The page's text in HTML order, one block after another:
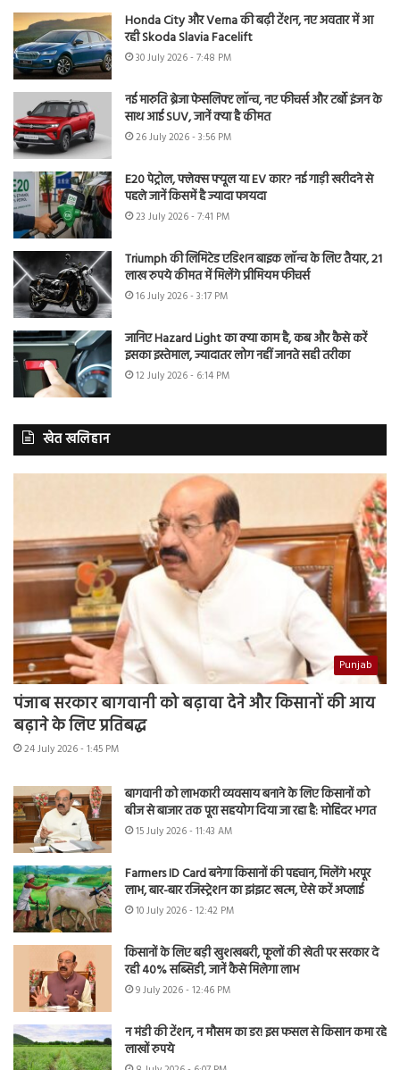
Honda City और Verna की बढ़ी टेंशन, नए अवतार में आ
रही Skoda Slavia Facelift
30 July 2026 - 7:48 PM
नई मारुति ब्रेजा फेसलिफ्ट लॉन्च, नए फीचर्स और टर्बो इंजन के
साथ आई SUV, जानें क्या है कीमत
26 July 2026 - 3:56 PM
E20 पेट्रोल, फ्लेक्स फ्यूल या EV कार? नई गाड़ी खरीदने से
पहले जानें किसमें है ज्यादा फायदा
23 July 2026 - 7:41 PM
Triumph की लिमिटेड एडिशन बाइक लॉन्च के लिए तैयार, 21
लाख रुपये कीमत में मिलेंगे प्रीमियम फीचर्स
16 July 2026 - 3:17 PM
जानिए Hazard Light का क्या काम है, कब और कैसे करें
इसका इस्तेमाल, ज्यादातर लोग नहीं जानते सही तरीका
12 July 2026 - 6:14 PM
खेत खलिहान
Punjab
पंजाब सरकार बागवानी को बढ़ावा देने और किसानों की आय
बढ़ाने के लिए प्रतिबद्ध
24 July 2026 - 1:45 PM
बागवानी को लाभकारी व्यवसाय बनाने के लिए किसानों को
बीज से बाजार तक पूरा सहयोग दिया जा रहा है: मोहिंदर भगत
15 July 2026 - 11:43 AM
Farmers ID Card बनेगा किसानों की पहचान, मिलेंगे भरपूर
लाभ, बार-बार रजिस्ट्रेशन का झंझट खत्म, ऐसे करें अप्लाई
10 July 2026 - 12:42 PM
किसानों के लिए बड़ी खुशखबरी, फूलों की खेती पर सरकार दे
रही 40% सब्सिडी, जानें कैसे मिलेगा लाभ
9 July 2026 - 12:46 PM
न मंडी की टेंशन, न मौसम का डर! इस फसल से किसान कमा रहे
लाखों रुपये